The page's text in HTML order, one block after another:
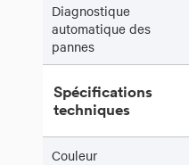
Diagnostique
automatique des
pannes
Spécifications
techniques
Couleur